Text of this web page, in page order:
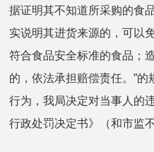
据证明其不知道所采购的食
实说明其进货来源的，可以
符合食品安全标准的食品；
的，依法承担赔偿责任。”
行为，我局决定对当事人的
行政处罚决定书》（和市监